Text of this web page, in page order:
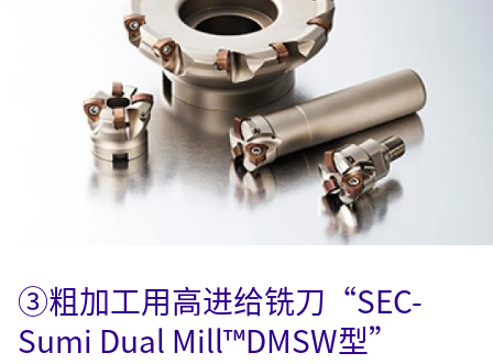
③粗加工用高进给铣刀“SEC-
Sumi Dual Mill™DMSW型”